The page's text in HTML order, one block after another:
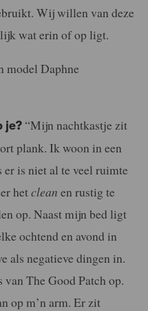
Wij willen van deze
wat erin of op ligt.
model Daphne
je? “Mijn nachtkastje zit
plank. Ik woon in een
is niet al te veel ruimte
hetclean en rustig te
op. Naast mijn bed ligt
ochtend en avond in
als negatieve dingen in.
The Good Patch op.
op m’n arm. Er zit